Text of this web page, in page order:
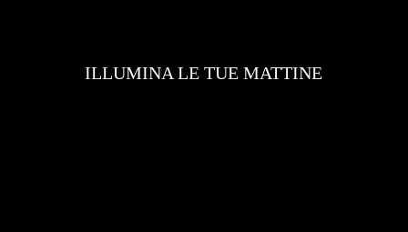
ILLUMINA LE TUE MATTINE